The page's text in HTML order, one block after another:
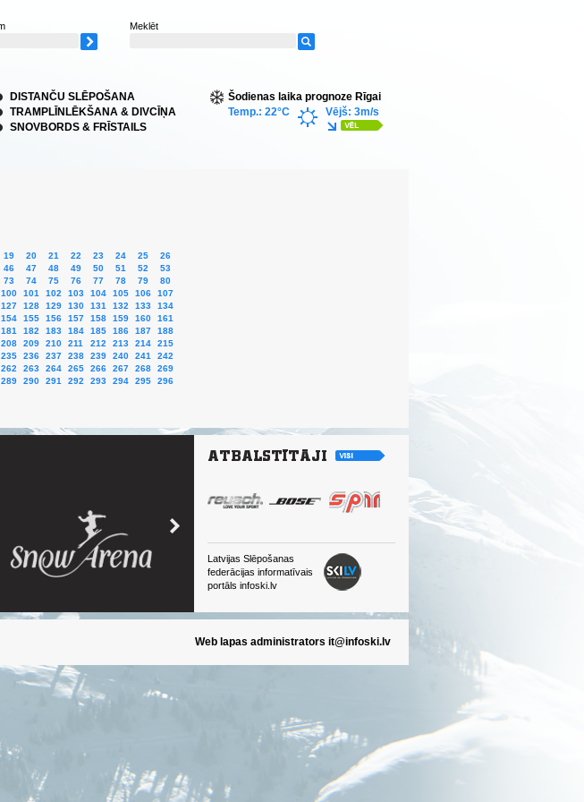
Meklēt
DISTANČU SLĒPOŠANA
TRAMPLĪNLĒKŠANA & DIVCĪŅA
SNOVBORDS & FRĪSTAILS
Šodienas laika prognoze Rīgai
Temp.: 22°C
Vējš: 3m/s
19 20 21 22 23 24 25
26
46 47 48 49 50 51 52
53
73 74 75 76 77 78 79
80
100 101 102 103 104 105 106
107
127 128 129 130 131 132 133
134
154 155 156 157 158 159 160
161
181 182 183 184 185 186 187
188
208 209 210 211 212 213 214
215
235 236 237 238 239 240 241
242
262 263 264 265 266 267 268
269
289 290 291 292 293 294 295
296
Latvijas Slēpošanas
federācijas informatīvais
portāls infoski.lv
Web lapas administrators it@infoski.lv